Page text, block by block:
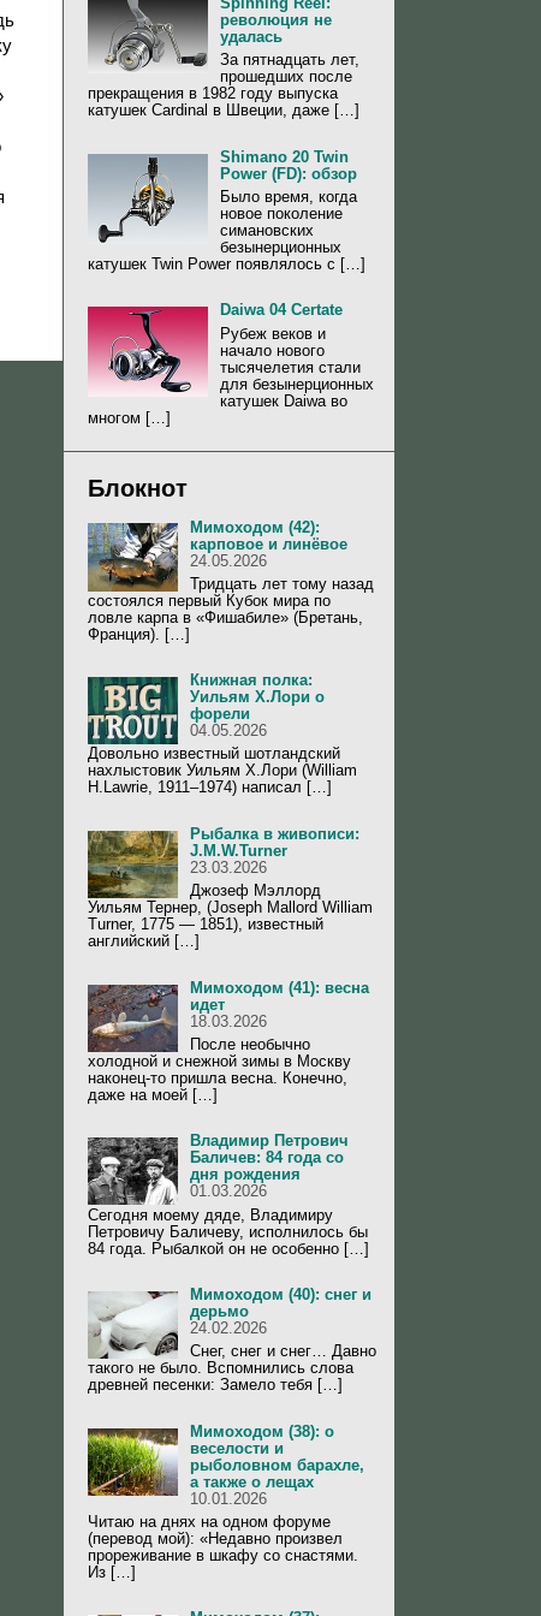
революция не
удалась
За пятнадцать лет,
прошедших после
прекращения в 1982 году выпуска
катушек Cardinal в Швеции, даже […]
Shimano 20 Twin
Power (FD): обзор
Было время, когда
новое поколение
симановских
безынерционных
катушек Twin Power появлялось с […]
Daiwa 04 Certate
Рубеж веков и
начало нового
тысячелетия стали
для безынерционных
катушек Daiwa во
многом […]
Блокнот
Мимоходом (42):
карповое и линёвое
24.05.2026
Тридцать лет тому назад
состоялся первый Кубок мира по
ловле карпа в «Фишабиле» (Бретань,
Франция). […]
Книжная полка:
Уильям Х.Лори о
форели
04.05.2026
Довольно известный шотландский
нахлыстовик Уильям Х.Лори (William
H.Lawrie, 1911–1974) написал […]
Рыбалка в живописи:
J.M.W.Turner
23.03.2026
Джозеф Мэллорд
Уильям Тернер, (Joseph Mallord William
Turner, 1775 — 1851), известный
английский […]
Мимоходом (41): весна
идет
18.03.2026
После необычно
холодной и снежной зимы в Москву
наконец-то пришла весна. Конечно,
даже на моей […]
Владимир Петрович
Баличев: 84 года со
дня рождения
01.03.2026
Сегодня моему дяде, Владимиру
Петровичу Баличеву, исполнилось бы
84 года. Рыбалкой он не особенно […]
Мимоходом (40): снег и
дерьмо
24.02.2026
Снег, снег и снег… Давно
такого не было. Вспомнились слова
древней песенки: Замело тебя […]
Мимоходом (38): о
веселости и
рыболовном барахле,
а также о лещах
10.01.2026
Читаю на днях на одном форуме
(перевод мой): «Недавно произвел
прореживание в шкафу со снастями.
Из […]